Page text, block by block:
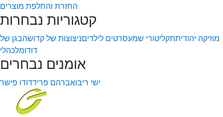
החזרת והחלפת מוצרים
קטגוריות נבחרות
מוזיקה יהודיתתקליטורי שמעסרטים לילדיםניצוצות של קדושהבגן של
דודומלכהלי
אומנים נבחרים
ישי ריבואברהם פרידדודו פישר